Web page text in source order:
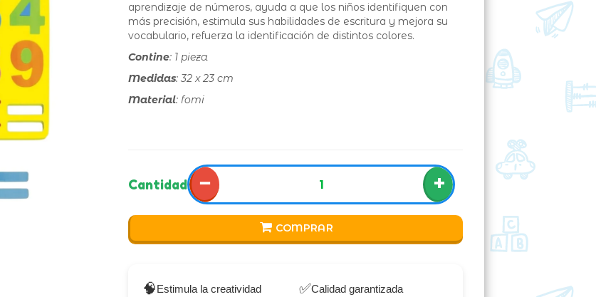
aprendizaje de números, ayuda a que los niños identifiquen con
más precisión, estimula sus habilidades de escritura y mejora su
vocabulario, refuerza la identificación de distintos colores.
Contine: 1 pieza
Medidas: 32 x 23 cm
Material: fomi
Cantidad − +
COMPRAR
🧠Estimula la creatividad ✅Calidad garantizada